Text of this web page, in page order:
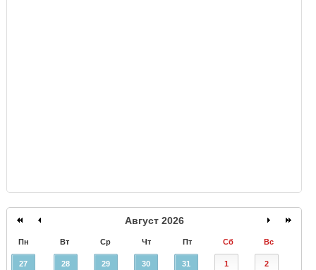
Август 2026
Пн Вт Ср Чт Пт Сб Вс
27 28 29 30 31 1 2